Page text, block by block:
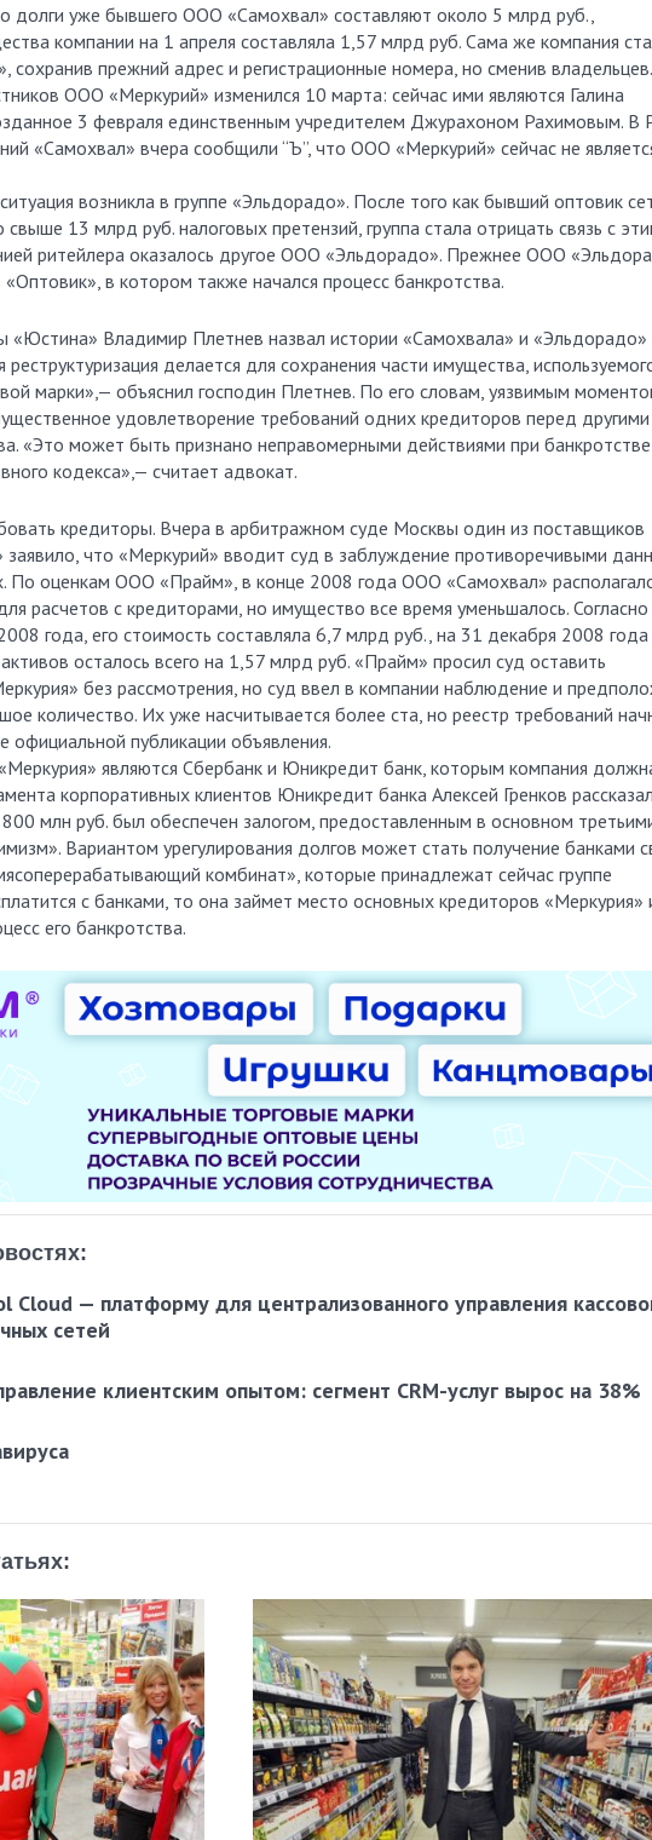
долги уже бывшего ООО «Самохвал» составляют около 5 млрд руб.,
компании на 1 апреля составляла 1,57 млрд руб. Сама же компания
сохранив прежний адрес и регистрационные номера, но сменив
ООО «Меркурий» изменился 10 марта: сейчас ими являются Галина
3 февраля единственным учредителем Джурахоном Рахимовым. В
«Самохвал» вчера сообщили “Ъ”, что ООО «Меркурий» сейчас не
возникла в группе «Эльдорадо». После того как бывший оптовик
13 млрд руб. налоговых претензий, группа стала отрицать связь с
ритейлера оказалось другое ООО «Эльдорадо». Прежнее ООО
в котором также начался процесс банкротства.
«Юстина» Владимир Плетнев назвал истории «Самохвала» и «Эльдорадо»
делается для сохранения части имущества,
марки»,— объяснил господин Плетнев. По его словам, уязвимым
удовлетворение требований одних кредиторов перед другими
«Это может быть признано неправомерными действиями при
кодекса»,— считает адвокат.
кредиторы. Вчера в арбитражном суде Москвы один из поставщиков
что «Меркурий» вводит суд в заблуждение противоречивыми
По оценкам ООО «Прайм», в конце 2008 года ООО «Самохвал»
расчетов с кредиторами, но имущество все время уменьшалось. Согласно
года, его стоимость составляла 6,7 млрд руб., на 31 декабря 2008
осталось всего на 1,57 млрд руб. «Прайм» просил суд оставить
без рассмотрения, но суд ввел в компании наблюдение и
количество. Их уже насчитывается более ста, но реестр требований
официальной публикации объявления.
являются Сбербанк и Юникредит банк, которым компания
корпоративных клиентов Юникредит банка Алексей Гренков
млн руб. был обеспечен залогом, предоставленным в основном
Вариантом урегулирования долгов может стать получение банками
комбинат», которые принадлежат сейчас группе
с банками, то она займет место основных кредиторов «Меркурия»
его банкротства.
— платформу для централизованного управления
сетей
клиентским опытом: сегмент CRM-услуг вырос на 38%